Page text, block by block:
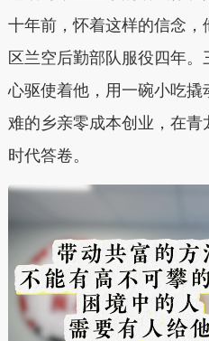
十年前，怀着这样的信念
区兰空后勤部队服役四年
心驱使着他，用一碗小吃撬
难的乡亲零成本创业，在
时代答卷。